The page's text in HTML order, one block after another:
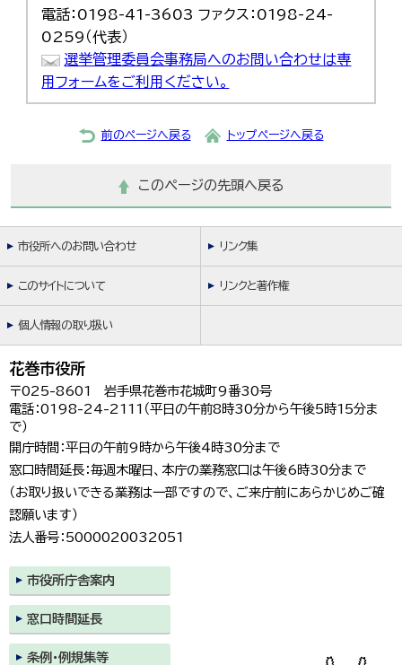
電話：0198-41-3603 ファクス：0198-24-
0259（代表）
選挙管理委員会事務局へのお問い合わせは専
用フォームをご利用ください。
前のページへ戻る トップページへ戻る
このページの先頭へ戻る
市役所へのお問い合わせ リンク集
このサイトについて リンクと著作権
個人情報の取り扱い
花巻市役所
〒025-8601 岩手県花巻市花城町9番30号
電話：0198-24-2111（平日の午前8時30分から午後5時15分ま
で）
開庁時間：平日の午前9時から午後4時30分まで
窓口時間延長：毎週木曜日、本庁の業務窓口は午後6時30分まで
（お取り扱いできる業務は一部ですので、ご来庁前にあらかじめご確
認願います）
法人番号：5000020032051
市役所庁舎案内
窓口時間延長
条例・例規集等